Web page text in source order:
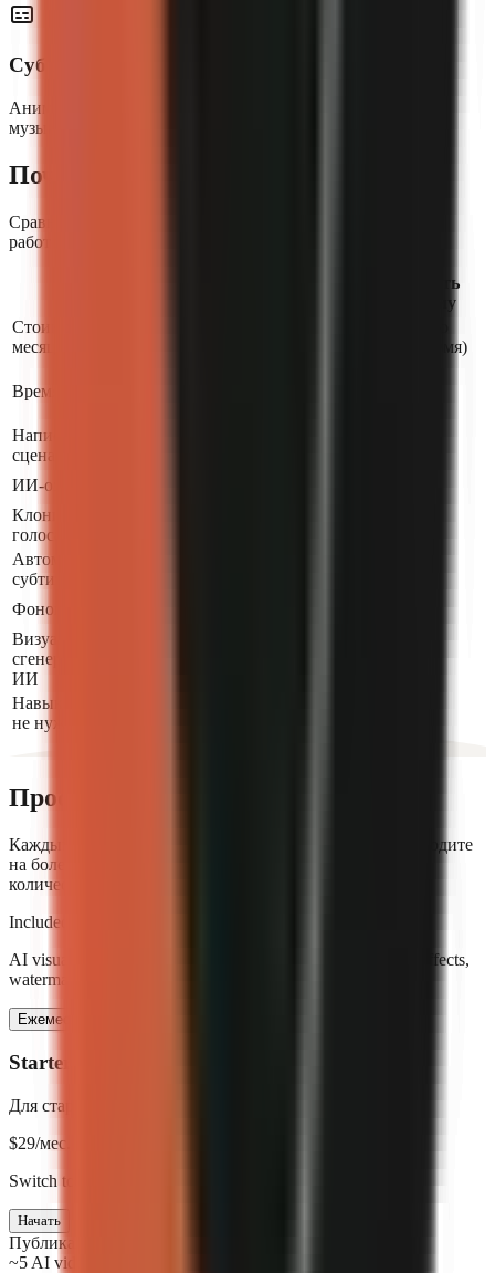
Субтитры и музыка в комплекте
Анимированные субтитры в нескольких стилях, фоновая
музыка с приоритетом голоса — всё автоматически.
Почему GoFaceless?
Сравните нас с наймом монтажёра или самостоятельной
работой.
Сделать
самому
Стоимость в
месяц
(ваше время)
Время на видео
Написание
сценария
ИИ-озвучка
Клонирование
голоса
Автоматические
субтитры
Фоновая музыка
Визуал,
сгенерированный
ИИ
Навыки монтажа
не нужны
Простые тарифы
Каждый тариф включает генерацию видео с ИИ. Переходите
на более высокий уровень для получения большего
количества кредитов и функций.
Included in every paid plan
AI visuals, voiceover, animated captions, music and sound effects,
watermark-free 720p, and direct social publishing.
Ежемесячно
Starter
Для старта
$29/мес.
Switch to annual & save $58
Начать
Публикация раз в неделю
~5 AI videos/mo